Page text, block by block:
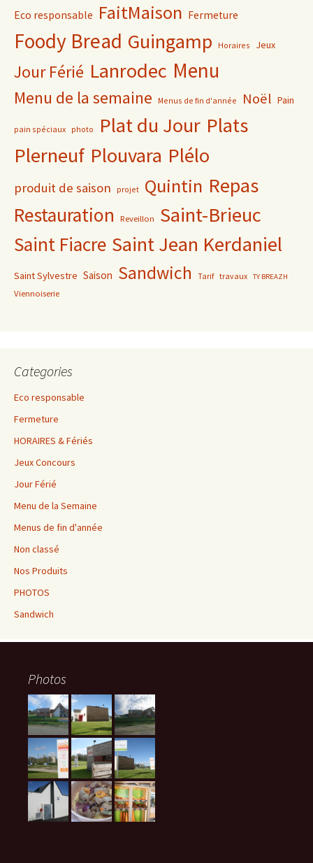
Eco responsable FaitMaison Fermeture
Foody Bread Guingamp Horaires Jeux
Jour Férié Lanrodec Menu
Menu de la semaine Menus de fin d'année Noël Pain
pain spéciaux photo Plat du Jour Plats
Plerneuf Plouvara Plélo
produit de saison projet Quintin Repas
Restauration Reveillon Saint-Brieuc
Saint Fiacre Saint Jean Kerdaniel
Saint Sylvestre Saison Sandwich Tarif travaux TY BREAZH
Viennoiserie
Categories
Eco responsable
Fermeture
HORAIRES & Fériés
Jeux Concours
Jour Férié
Menu de la Semaine
Menus de fin d'année
Non classé
Nos Produits
PHOTOS
Sandwich
Photos